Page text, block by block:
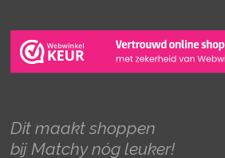
s
t
a
r
a
c
e
b
o
k
n
t
e
e
s
Dit maakt shoppen
bij Matchy nóg leuker!